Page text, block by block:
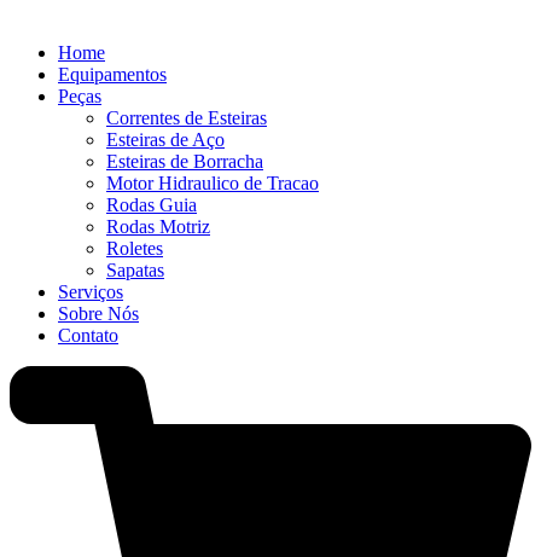
Home
Equipamentos
Peças
Correntes de Esteiras
Esteiras de Aço
Esteiras de Borracha
Motor Hidraulico de Tracao
Rodas Guia
Rodas Motriz
Roletes
Sapatas
Serviços
Sobre Nós
Contato